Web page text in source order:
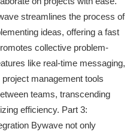
streamlines the process of
ideas, offering a fast
collective problem-
like real-time messaging,
management tools
teams, transcending
efficiency. Part 3:
Bywave not only